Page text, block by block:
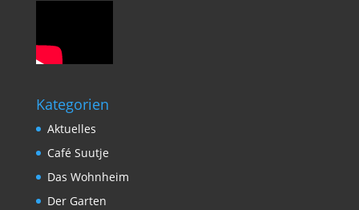
Kategorien
Aktuelles
Café Suutje
Das Wohnheim
Der Garten